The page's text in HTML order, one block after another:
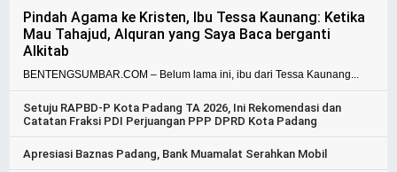
Pindah Agama ke Kristen, Ibu Tessa Kaunang: Ketika
Mau Tahajud, Alquran yang Saya Baca berganti
Alkitab
BENTENGSUMBAR.COM – Belum lama ini, ibu dari Tessa Kaunang...
Setuju RAPBD-P Kota Padang TA 2026, Ini Rekomendasi dan
Catatan Fraksi PDI Perjuangan PPP DPRD Kota Padang
Apresiasi Baznas Padang, Bank Muamalat Serahkan Mobil